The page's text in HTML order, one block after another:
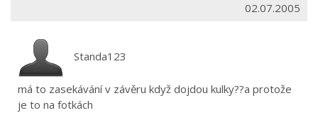
02.07.2005
Standa123
má to zasekávání v závěru když dojdou kulky??a protože
je to na fotkách